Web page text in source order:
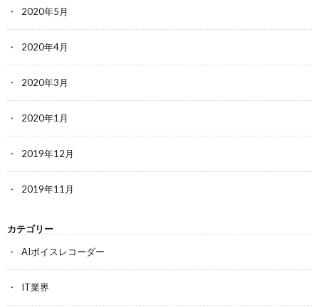
2020年5月
2020年4月
2020年3月
2020年1月
2019年12月
2019年11月
カテゴリー
AIボイスレコーダー
IT業界